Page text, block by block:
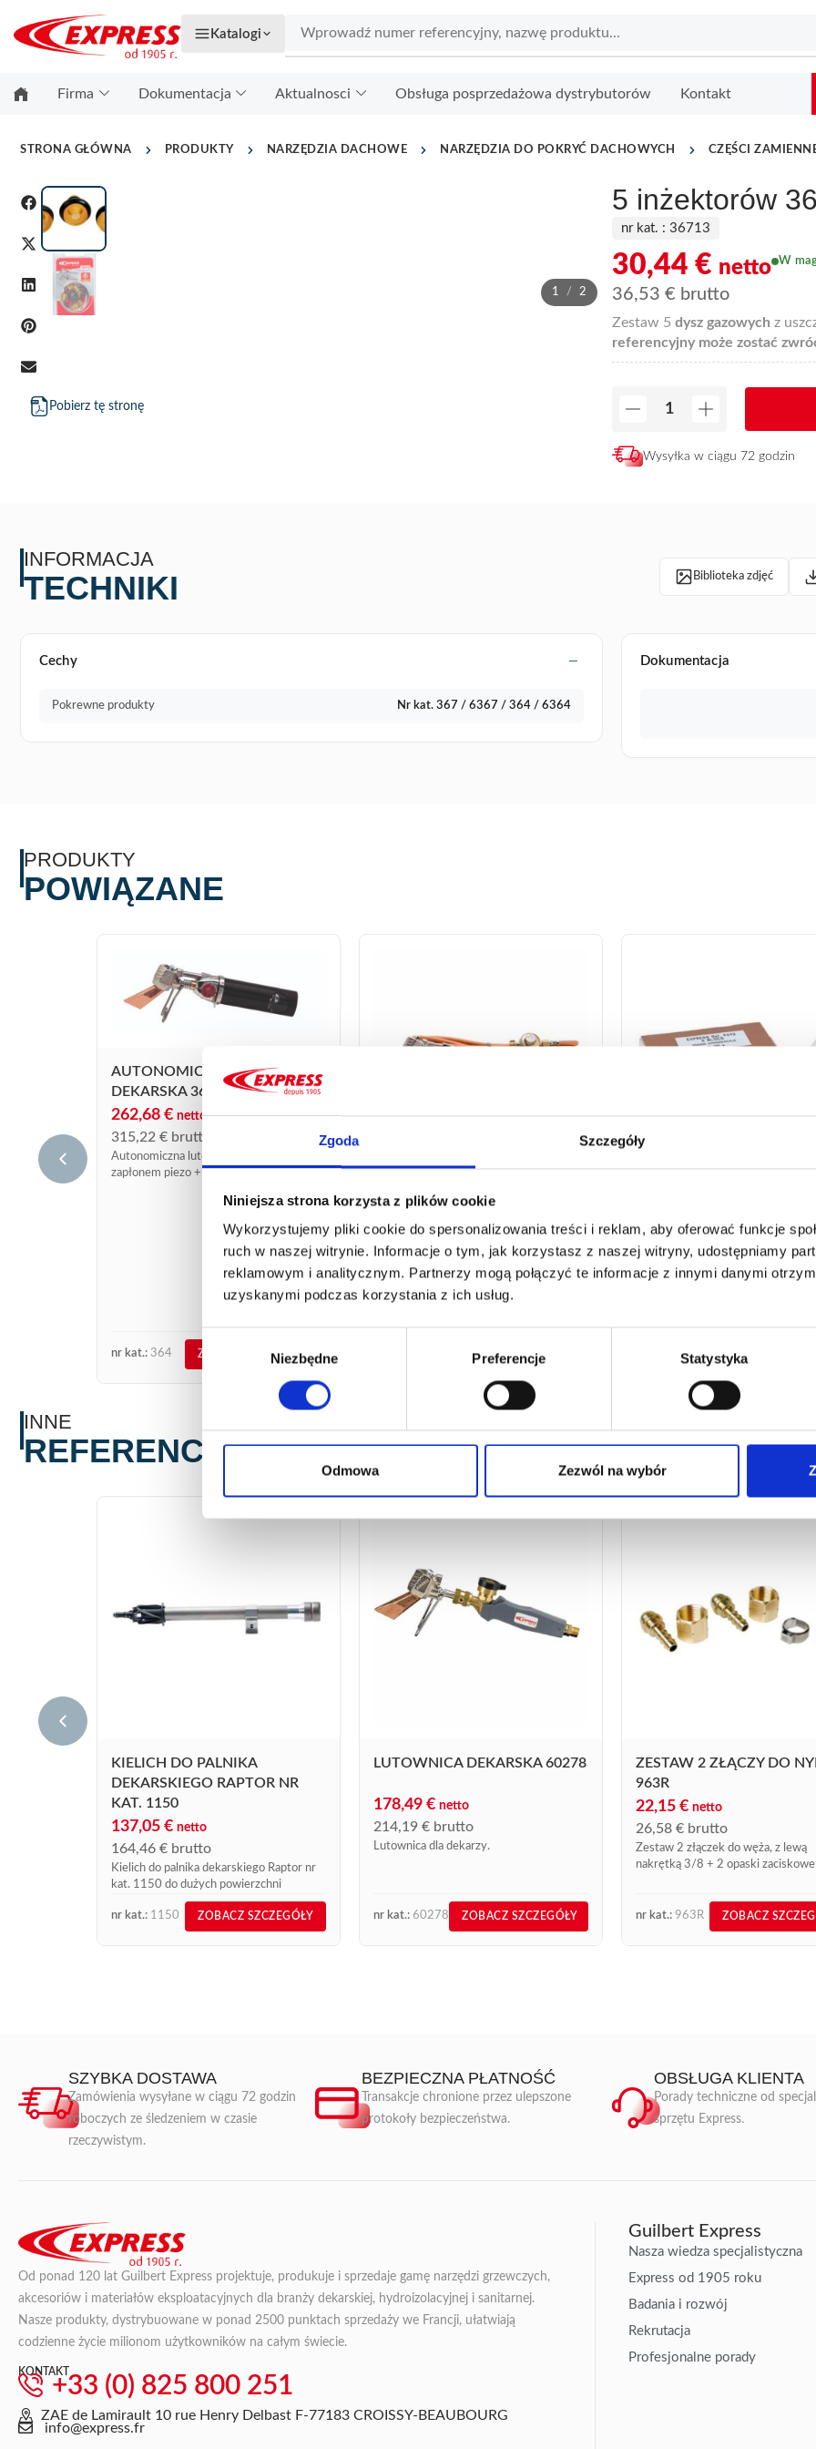
Zgoda Szczegóły
Niniejsza strona korzysta z plików cookie
Wykorzystujemy pliki cookie do spersonalizowania treści i reklam, aby oferować funkcje
ruch w naszej witrynie. Informacje o tym, jak korzystasz z naszej witryny, udostępniamy
reklamowym i analitycznym. Partnerzy mogą połączyć te informacje z innymi danymi
uzyskanymi podczas korzystania z ich usług.
Wybór
zgody
Niezbędne Preferencje Statystyka
Odmowa Zezwól na wybór
Katalogi
Firma Dokumentacja Aktualnosci Obsługa posprzedażowa dystrybutorów Kontakt
STRONA GŁÓWNA PRODUKTY NARZĘDZIA DACHOWE NARZĘDZIA DO POKRYĆ DACHOWYCH CZĘŚCI
1 / 2
Pobierz tę stronę
5 inżektorów
nr kat. : 36713
30,44 € netto
36,53 € brutto
W
Zestaw 5 dysz gazowych z
referencyjny może zostać
Wysyłka w ciągu 72 godzin
INFORMACJA
TECHNIKI Biblioteka zdjęć
Cechy
Pokrewne produkty Nr kat. 367 / 6367 / 364 / 6364
Dokumentacja
PRODUKTY
POWIĄZANE
AUTONOMICZNA LUTOWNICA
DEKARSKA 364
262,68 € netto
315,22 € brutto
Autonomiczna lutownica dekarska z
zapłonem piezo + zasobnik gazu propylen
nr kat.: 364 ZOBACZ SZCZEGÓŁY
LUTOWNICA DEKARSKA W
NOWYM ZESTAWIE NR KAT.
308,27 €
€ brutto
Nowa lutownica dekarska piezo z
ZOBACZ SZCZEGÓŁY
KAT. 9642
3,91 € netto
4,69 brutto
9642 ZOBACZ
INNE
REFERENCJE
KIELICH DO PALNIKA
DEKARSKIEGO RAPTOR NR
KAT. 1150
137,05 € netto
164,46 € brutto
Kielich do palnika dekarskiego Raptor nr
kat. 1150 do dużych powierzchni
nr kat.: 1150 ZOBACZ SZCZEGÓŁY
LUTOWNICA DEKARSKA 60278
178,49 € netto
214,19 € brutto
Lutownica dla dekarzy.
nr kat.: 60278 ZOBACZ SZCZEGÓŁY
ZESTAW 2 ZŁĄCZY DO
963R
22,15 € netto
26,58 € brutto
Zestaw 2 złączek do węża, z lewą
nakrętką 3/8 + 2 opaski
nr kat.: 963R ZOBACZ
SZYBKA DOSTAWA
Zamówienia wysyłane w ciągu 72 godzin
roboczych ze śledzeniem w czasie
rzeczywistym.
BEZPIECZNA PŁATNOŚĆ
Transakcje chronione przez ulepszone
protokoły bezpieczeństwa.
OBSŁUGA KLIENTA
Porady techniczne od
sprzętu Express.
Od ponad 120 lat Guilbert Express projektuje, produkuje i sprzedaje gamę narzędzi grzewczych,
akcesoriów i materiałów eksploatacyjnych dla branży dekarskiej, hydroizolacyjnej i sanitarnej.
Nasze produkty, dystrybuowane w ponad 2500 punktach sprzedaży we Francji, ułatwiają
codzienne życie milionom użytkowników na całym świecie.
KONTAKT
+33 (0) 825 800 251
ZAE de Lamirault 10 rue Henry Delbast F-77183 CROISSY-BEAUBOURG
info@express.fr
Guilbert Express
Nasza wiedza specjalistyczna
Express od 1905 roku
Badania i rozwój
Rekrutacja
Profesjonalne porady